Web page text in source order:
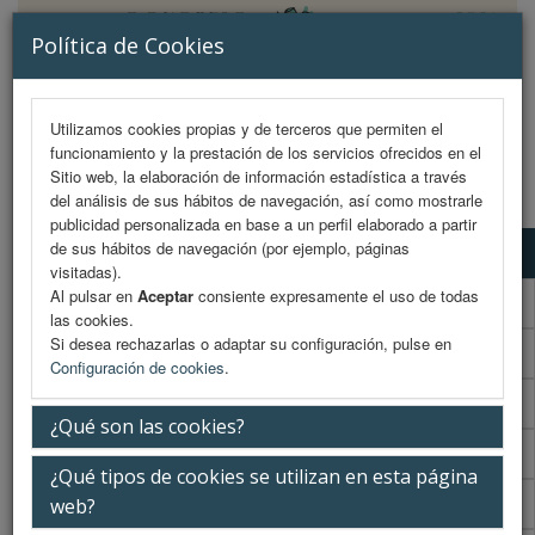
Política de Cookies
Utilizamos cookies propias y de terceros que permiten el
funcionamiento y la prestación de los servicios ofrecidos en el
Sitio web, la elaboración de información estadística a través
del análisis de sus hábitos de navegación, así como mostrarle
publicidad personalizada en base a un perfil elaborado a partir
de sus hábitos de navegación (por ejemplo, páginas
visitadas).
Al pulsar en Aceptar consiente expresamente el uso de todas
las cookies.
Si desea rechazarlas o adaptar su configuración, pulse en
Configuración de cookies.
¿Qué son las cookies?
¿Qué tipos de cookies se utilizan en esta página
web?
MENU
Programa científico
Programa científico (PDF)
Cronograma Programa científico
Programa enfermería
Cronograma Programa enfermería
Normativa comunicaciones